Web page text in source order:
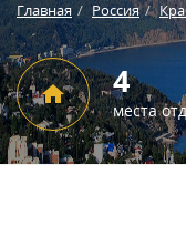
Главная Россия
4
места